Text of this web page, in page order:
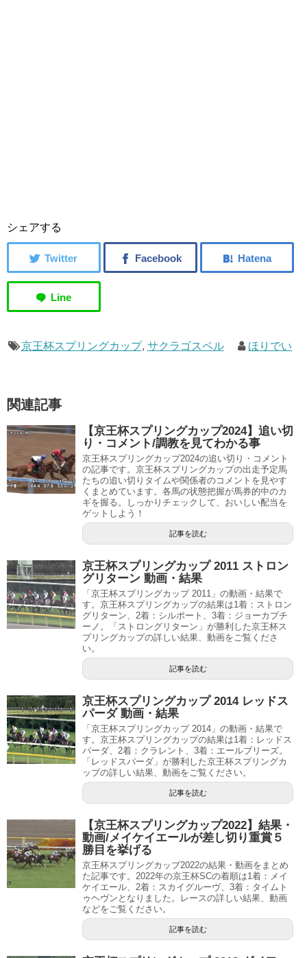
シェアする
京王杯スプリングカップ, サクラゴスペル ほりでい
関連記事
【京王杯スプリングカップ2024】追い切
り・コメント/調教を見てわかる事
京王杯スプリングカップ2024の追い切り・コメント
の記事です。京王杯スプリングカップの出走予定馬
たちの追い切りタイムや関係者のコメントを見やす
くまとめています。各馬の状態把握が馬券的中のカ
ギを握る。しっかりチェックして、おいしい配当を
ゲットしよう！
記事を読む
京王杯スプリングカップ 2011 ストロン
グリターン 動画・結果
「京王杯スプリングカップ 2011」の動画・結果で
す。京王杯スプリングカップの結果は1着：ストロン
グリターン、2着：シルポート、3着：ジョーカプチ
ーノ。「ストロングリターン」が勝利した京王杯ス
プリングカップの詳しい結果、動画をご覧くださ
い。
記事を読む
京王杯スプリングカップ 2014 レッドス
パーダ 動画・結果
「京王杯スプリングカップ 2014」の動画・結果で
す。京王杯スプリングカップの結果は1着：レッドス
パーダ、2着：クラレント、3着：エールブリーズ。
「レッドスパーダ」が勝利した京王杯スプリングカ
ップの詳しい結果、動画をご覧ください。
記事を読む
【京王杯スプリングカップ2022】結果・
動画/メイケイエールが差し切り重賞５
勝目を挙げる
京王杯スプリングカップ2022の結果・動画をまとめ
た記事です。2022年の京王杯SCの着順は1着：メイ
ケイエール、2着：スカイグルーヴ、3着：タイムト
ゥヘヴンとなりました。レースの詳しい結果、動画
などをご覧ください。
記事を読む